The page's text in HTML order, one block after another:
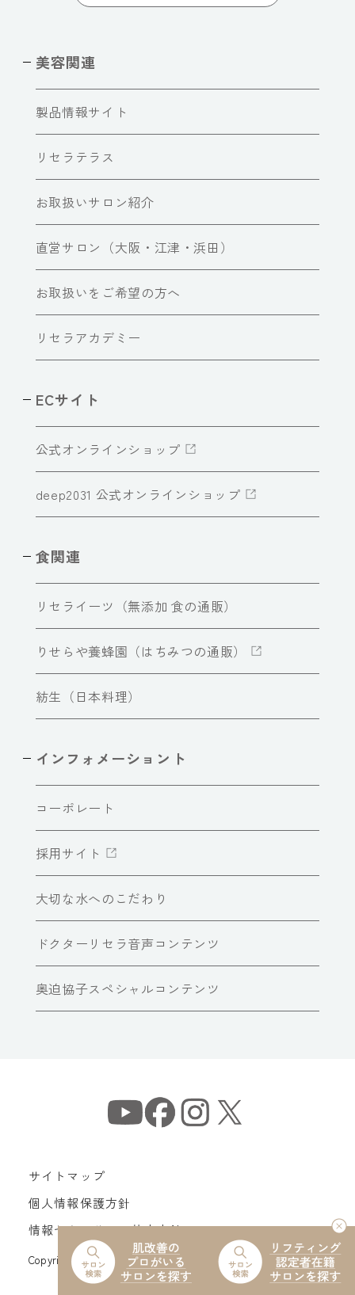
美容関連
製品情報サイト
リセラテラス
お取扱いサロン紹介
直営サロン（大阪・江津・浜田）
お取扱いをご希望の方へ
リセラアカデミー
ECサイト
公式オンラインショップ
deep2031 公式オンラインショップ
食関連
リセライーツ（無添加 食の通販）
りせらや養蜂園（はちみつの通販）
紡生（日本料理）
インフォメーショント
コーポレート
採用サイト
大切な水へのこだわり
ドクターリセラ音声コンテンツ
奥迫協子スペシャルコンテンツ
サイトマップ
個人情報保護方針
情報セキュリティ基本方針
Copyright© Dr Recella All Rights Reserved.